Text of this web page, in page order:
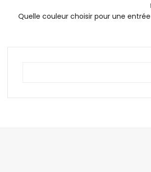
l’article
Quelle couleur choisir pour une